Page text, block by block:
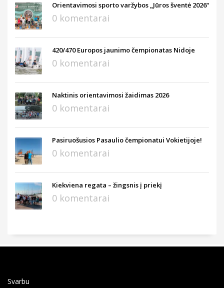
Orientavimosi sporto varžybos „Jūros šventė 2026“
0 komentarai
420/470 Europos jaunimo čempionatas Nidoje
0 komentarai
Naktinis orientavimosi žaidimas 2026
0 komentarai
Pasiruošusios Pasaulio čempionatui Vokietijoje!
0 komentarai
Kiekviena regata – žingsnis į priekį
0 komentarai
Svarbu